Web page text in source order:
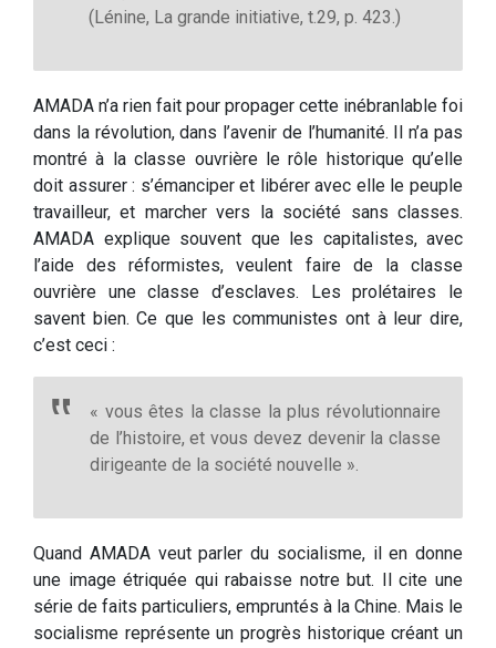
(Lénine, La grande initiative, t.29, p. 423.)
AMADA n’a rien fait pour propager cette inébranlable foi
dans la révolution, dans l’avenir de l’humanité. Il n’a pas
montré à la classe ouvrière le rôle historique qu’elle
doit assurer : s’émanciper et libérer avec elle le peuple
travailleur, et marcher vers la société sans classes.
AMADA explique souvent que les capitalistes, avec
l’aide des réformistes, veulent faire de la classe
ouvrière une classe d’esclaves. Les prolétaires le
savent bien. Ce que les communistes ont à leur dire,
c’est ceci :
« vous êtes la classe la plus révolutionnaire
de l’histoire, et vous devez devenir la classe
dirigeante de la société nouvelle ».
Quand AMADA veut parler du socialisme, il en donne
une image étriquée qui rabaisse notre but. Il cite une
série de faits particuliers, empruntés à la Chine. Mais le
socialisme représente un progrès historique créant un